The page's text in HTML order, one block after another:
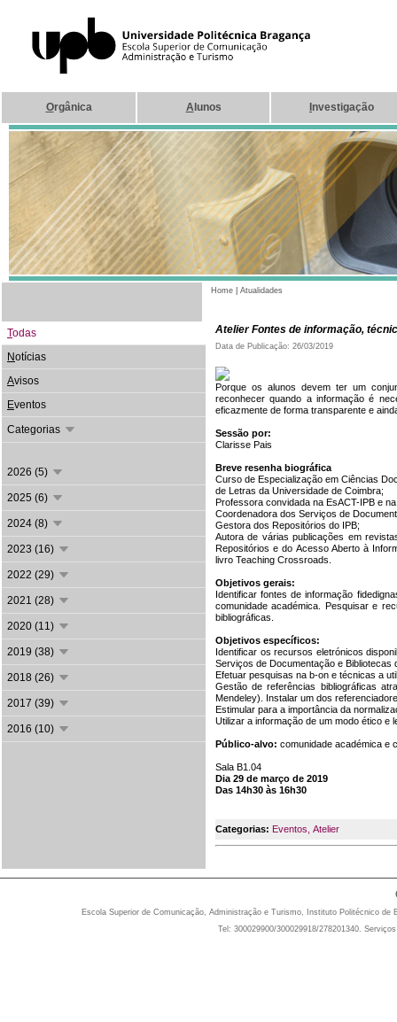
Orgânica A lunos nvestigação
Home Atualidades
Todas
Notícias
Avisos
Eventos
Categorias
2026 (5)
2025 (6)
2024 (8)
2023 (16)
2022 (29)
2021 (28)
2020 (11)
2019 (38)
2018 (26)
2017 (39)
2016 (10)
Atelier Fontes de informação,
Data de Publicação: 26/03/2019
Porque os alunos devem ter um
reconhecer quando a informação é
eficazmente de forma transparente e
Sessão por:
Clarisse Pais
Breve resenha biográfica
Curso de Especialização em Ciências
de Letras da Universidade de Coimbra;
Professora convidada na EsACT-IPB e
Coordenadora dos Serviços de
Gestora dos Repositórios do IPB;
Autora de várias publicações em
Repositórios e do Acesso Aberto à
livro Teaching Crossroads.
Objetivos gerais:
Identificar fontes de informação
comunidade académica. Pesquisar e
bibliográficas.
Objetivos específicos:
Identificar os recursos eletrónicos
Serviços de Documentação e
Efetuar pesquisas na b-on e técnicas a
Gestão de referências bibliográficas
Mendeley). Instalar um dos
Estimular para a importância da
Utilizar a informação de um modo ético e
Público-alvo: comunidade académica e
Sala B1.04
Dia 29 de março de 2019
Das 14h30 às 16h30
Categorias: Eventos Atelier
Escola Superior de Comunicação, Administração e Turismo, Instituto Politécnico
Tel: 300029900/300029918/278201340.